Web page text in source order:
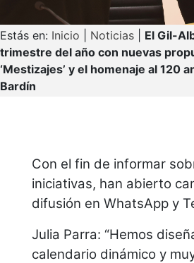
Estás en: Inicio Noticias
El Gil-
trimestre del año con nuevas
‘Mestizajes’ y el homenaje al 120
Bardín
Con el fin de informar
iniciativas, han abierto
difusión en WhatsApp y
Julia Parra: “Hemos
calendario dinámico y